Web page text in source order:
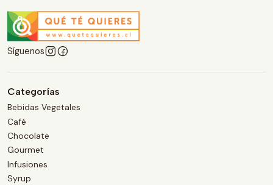
Síguenos
Categorías
Bebidas Vegetales
Café
Chocolate
Gourmet
Infusiones
Syrup